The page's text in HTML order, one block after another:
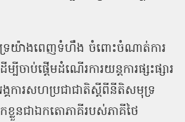
ទ្រយ៉ាងពេញទំហឹង ចំពោះចំណាត់ការ
បីចាប់ផ្តើមដំណើរការយន្តការផ្សះផ្សារ
ការសហប្រជាជាតិស្តីពីនីតិសមុទ្រ
ខ្លួនជាឯកតោភាគីរបស់ភាគីថៃ